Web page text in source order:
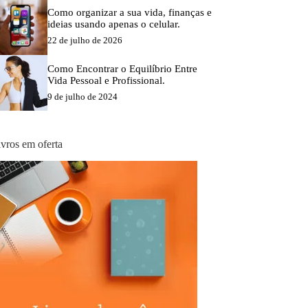
Como organizar a sua vida, finanças e
ideias usando apenas o celular.
22 de julho de 2026
Como Encontrar o Equilíbrio Entre
Vida Pessoal e Profissional.
9 de julho de 2024
em oferta